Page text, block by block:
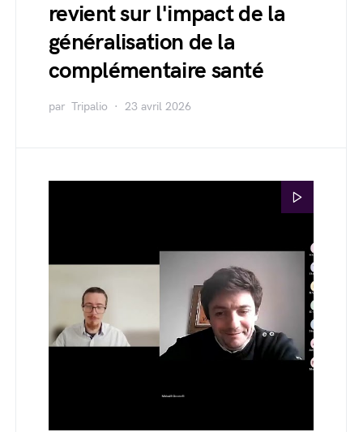
revient sur l'impact de la
généralisation de la
complémentaire santé
par Tripalio 23 avril 2026